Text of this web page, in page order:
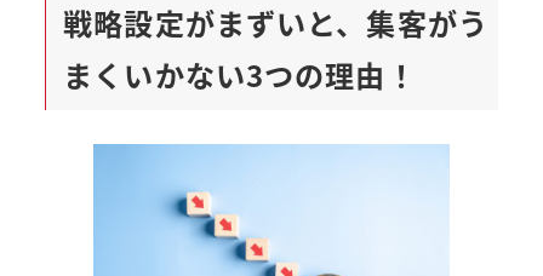
戦略設定がまずいと、集客がう
まくいかない3つの理由！